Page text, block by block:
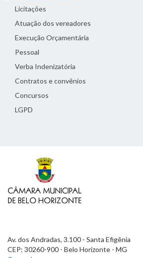
Licitações
Atuação dos vereadores
Execução Orçamentária
Pessoal
Verba Indenizatória
Contratos e convênios
Concursos
LGPD
Av. dos Andradas, 3.100 - Santa Efigênia
CEP: 30260-900 - Belo Horizonte - MG